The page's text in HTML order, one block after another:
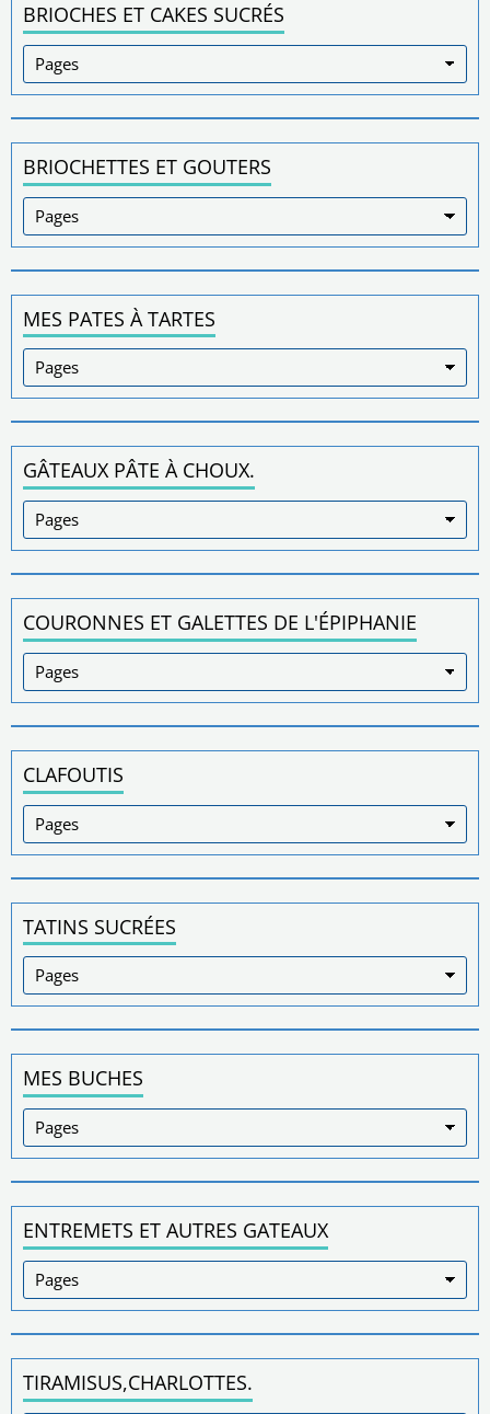
BRIOCHES ET CAKES SUCRÉS
BRIOCHETTES ET GOUTERS
MES PATES À TARTES
GÂTEAUX PÂTE À CHOUX.
COURONNES ET GALETTES DE L'ÉPIPHANIE
CLAFOUTIS
TATINS SUCRÉES
MES BUCHES
ENTREMETS ET AUTRES GATEAUX
TIRAMISUS,CHARLOTTES.